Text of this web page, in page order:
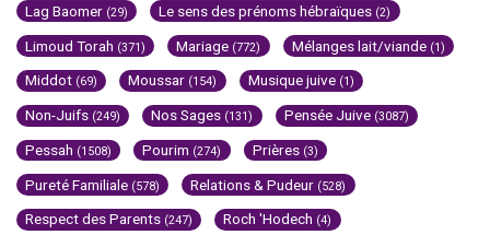
Lag Baomer (29) Le sens des prénoms hébraïques (2)
Limoud Torah (371) Mariage (772) Mélanges lait/viande (1)
Middot (69) Moussar (154) Musique juive (1)
Non-Juifs (249) Nos Sages (131) Pensée Juive (3087)
Pessah (1508) Pourim (274) Prières (3)
Pureté Familiale (578) Relations & Pudeur (528)
Respect des Parents (247) Roch 'Hodech (4)